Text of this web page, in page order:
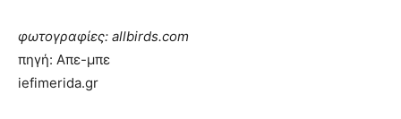
φωτογραφίες: allbirds.com
πηγή: Απε-μπε
iefimerida.gr